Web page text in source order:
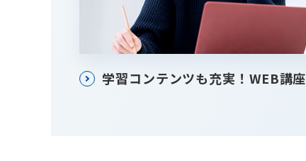
学習コンテンツも充実！WEB講座